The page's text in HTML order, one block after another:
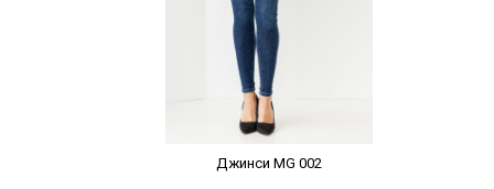
Джинси MG 002